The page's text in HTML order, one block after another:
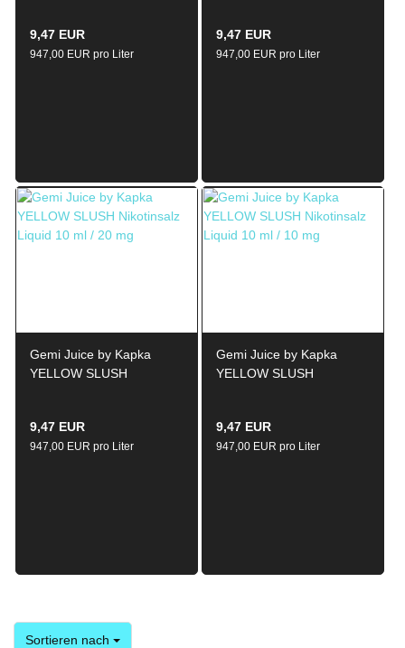
9,47 EUR
947,00 EUR pro Liter
9,47 EUR
947,00 EUR pro Liter
Gemi Juice by Kapka
YELLOW SLUSH
9,47 EUR
947,00 EUR pro Liter
Gemi Juice by Kapka
YELLOW SLUSH
9,47 EUR
947,00 EUR pro Liter
Sortieren nach
Sortieren nach